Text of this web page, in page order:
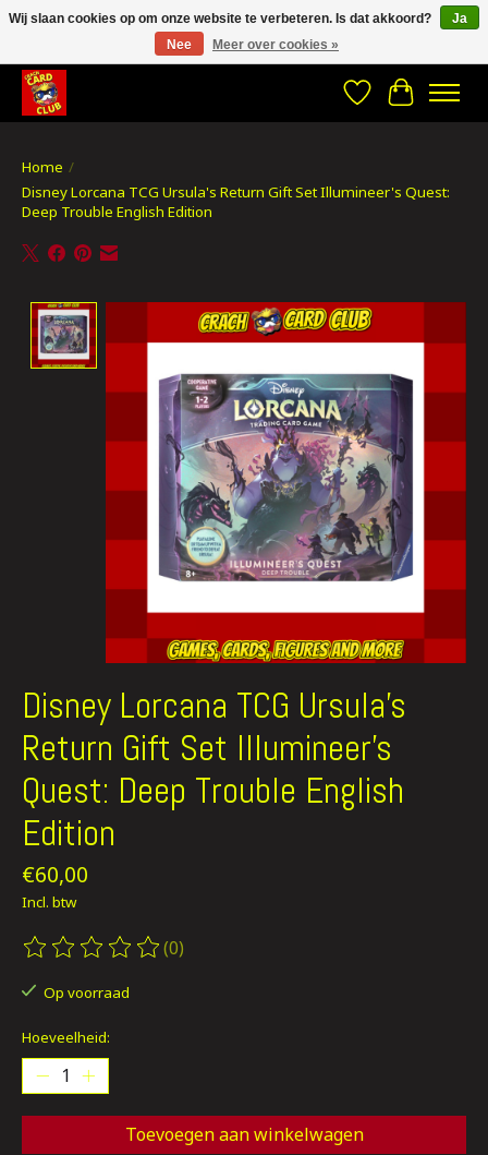
CRACH CARD CLUB , The best place to Geek out!
Verlanglijst
Home /
Disney Lorcana TCG Ursula's Return Gift Set Illumineer's Quest:
Deep Trouble English Edition
Product image slideshow Items
Disney Lorcana TCG Ursula's
Return Gift Set Illumineer's
Quest: Deep Trouble English
Edition
€60,00
Incl. btw
De beoordeling van dit product is
(0)
Op voorraad
Hoeveelheid:
Toevoegen aan winkelwagen
Wij slaan cookies op om onze website te verbeteren. Is dat akkoord?
Ja
Nee
Meer over cookies »